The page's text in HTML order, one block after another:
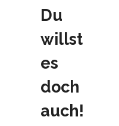
Du
willst
es
doch
auch!